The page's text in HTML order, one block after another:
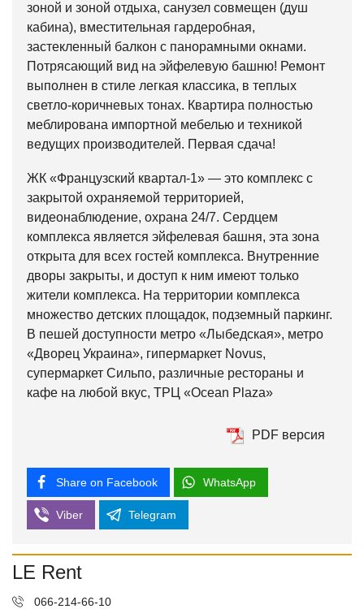
зоной и зоной отдыха, санузел совмещен (душ
кабина), вместительная гардеробная,
застекленный балкон с панорамными окнами.
Потрясающий вид на эйфелевую башню! Ремонт
выполнен в стиле легкая классика, в теплых
светло-коричневых тонах. Квартира полностью
меблирована импортной мебелью и техникой
ведущих производителей. Первая сдача!
ЖК «Французский квартал-1» — это комплекс с
закрытой охраняемой территорией,
видеонаблюдение, охрана 24/7. Сердцем
комплекса является эйфелевая башня, эта зона
открыта для всех гостей комплекса. Внутренние
дворы закрыты, и доступ к ним имеют только
жители комплекса. На территории комплекса
множество детских площадок, подземный паркинг.
В пешей доступности метро «Лыбедская», метро
«Дворец Украина», гипермаркет Novus,
супермаркет Сильпо, различные рестораны и
кафе на любой вкус, ТРЦ «Осеаn Plaza»
PDF версия
Share on Facebook WhatsApp
Viber Telegram
LE Rent
066-214-66-10